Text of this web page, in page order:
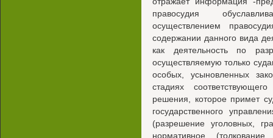
правосудия
осуществлением
содержании данного вида
как деятельность по
осуществляемую только
особых, усыновленных
стадиях
решения, которое примет
государственного
(разрешение уголовных,
нормативное